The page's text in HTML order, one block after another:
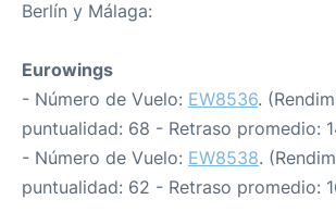
Berlín y Málaga:
Eurowings
- Número de Vuelo: EW8536.
puntualidad: 68 - Retraso promedio:
- Número de Vuelo: EW8538.
puntualidad: 62 - Retraso promedio: